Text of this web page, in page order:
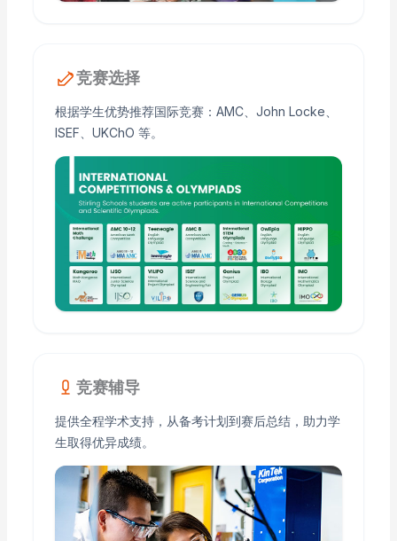
竞赛选择
根据学生优势推荐国际竞赛：AMC、John Locke、
ISEF、UKChO 等。
竞赛辅导
提供全程学术支持，从备考计划到赛后总结，助力学
生取得优异成绩。